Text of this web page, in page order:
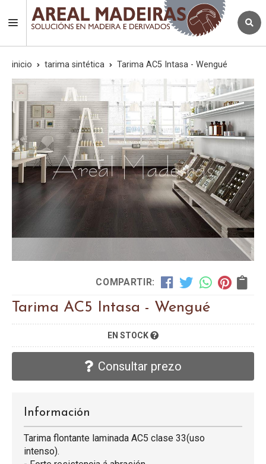
inicio tarima sintética Tarima AC5 Intasa - Wengué
COMPARTIR:
Tarima AC5 Intasa - Wengué
EN STOCK
Consultar prezo
Información
Tarima flontante laminada AC5 clase 33(uso
intenso).